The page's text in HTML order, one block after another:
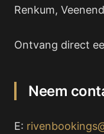
Renkum,
Ontvang direct
Neem
E: